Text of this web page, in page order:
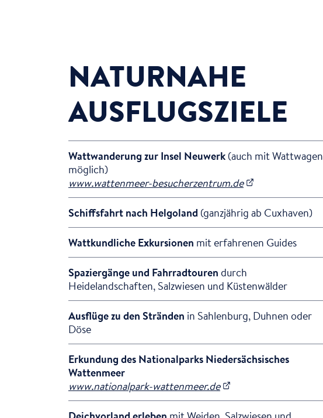
NATURNAHE
AUSFLUGSZIELE
Wattwanderung zur Insel Neuwerk(auch mit Wattwagen
möglich)
www.wattenmeer-besucherzentrum.de
Schiffsfahrt nach Helgoland (ganzjährig ab Cuxhaven)
Wattkundliche Exkursionen mit erfahrenen Guides
Spaziergänge und Fahrradtourendurch
Heidelandschaften, Salzwiesen und Küstenwälder
Ausflüge zu den Stränden in Sahlenburg, Duhnen oder
Döse
Erkundung des Nationalparks Niedersächsisches
Wattenmeer
www.nationalpark-wattenmeer.de